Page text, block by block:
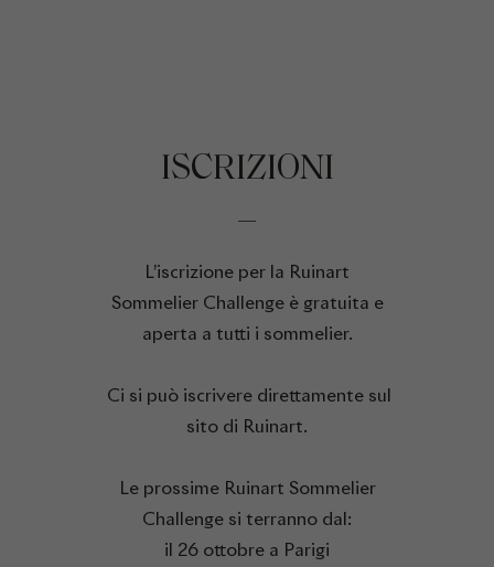
ISCRIZIONI
L’iscrizione per la Ruinart
Sommelier Challenge è gratuita e
aperta a tutti i sommelier.
Ci si può iscrivere direttamente sul
sito di Ruinart.
Le prossime Ruinart Sommelier
Challenge si terranno dal:
il 26 ottobre a Parigi